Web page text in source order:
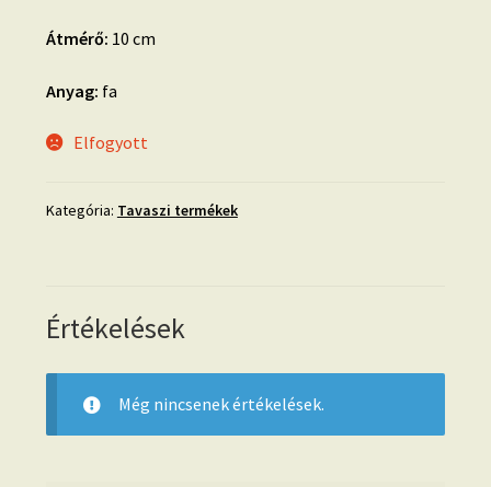
Átmérő: 10 cm
Anyag: fa
Elfogyott
Kategória: Tavaszi termékek
Értékelések
Még nincsenek értékelések.